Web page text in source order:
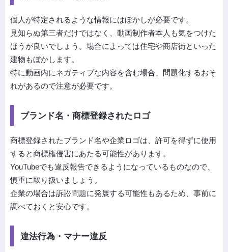
個人が特定されるような情報にはぼかしが必要です。
見知らぬ第三者だけではなく、動画制作者本人も気をつけた
ほうが良いでしょう。場合によっては住宅や商店街といった
建物もぼかします。
特に動画内にネガティブな内容を含む場合、問題化するおそ
れがあるので注意が必要です。
ブランド名・商標登録されたロゴ
商標登録されたブランド名や企業ロゴは、許可を得ずに使用
すると商標権侵害にあたる可能性があります。
YouTubeでも違反報告できるようになっているものなので、
慎重に取り扱いましょう。
企業の場合は訴訟問題に発展する可能性もあるため、事前に
調べておくと安心です。
違法行為・マナー違反